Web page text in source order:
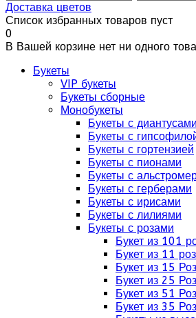
Доставка цветов
Список избранных товаров пуст
0
В Вашей корзине нет ни одного
Букеты
VIP букеты
Букеты сборные
Монобукеты
Букеты с диантусами
Букеты с
Букеты с гортензией
Букеты с пионами
Букеты с
Букеты с герберами
Букеты с ирисами
Букеты с лилиями
Букеты с розами
Букет из 101
Букет из 11 роз
Букет из 15 Роз
Букет из 25 Роз
Букет из 51
Букет из 35 Роз